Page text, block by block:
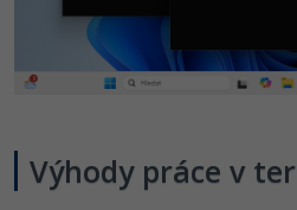
Elektronický podpis
Výhody práce v